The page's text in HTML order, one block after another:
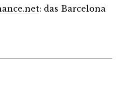
: das Barcelona